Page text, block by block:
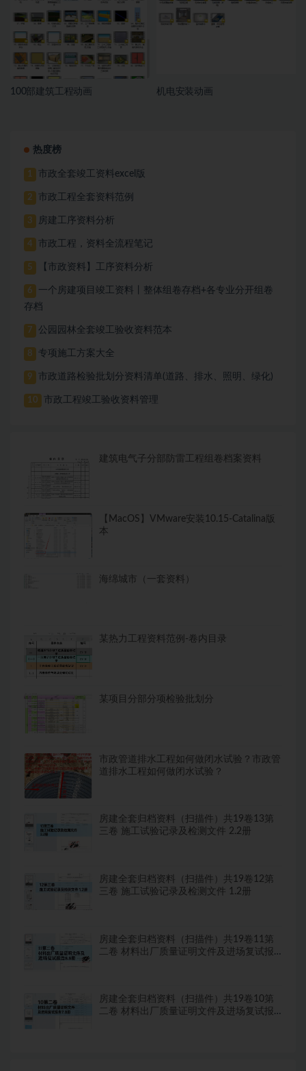
100部建筑工程动画 机电安装动画
热度榜
1 市政全套竣工资料excel版
2 市政工程全套资料范例
3 房建工序资料分析
4 市政工程，资料全流程笔记
5 【市政资料】工序资料分析
6
一个房建项目竣工资料丨整体组卷存档+各专业分开组卷
存档
7 公园园林全套竣工验收资料范本
8 专项施工方案大全
9 市政道路检验批划分资料清单(道路、排水、照明、绿化)
10 市政工程竣工验收资料管理
建筑电气子分部防雷工程组卷档案资料
【MacOS】VMware安装10.15-Catalina版
本
海绵城市（一套资料）
某热力工程资料范例-卷内目录
某项目分部分项检验批划分
市政管道排水工程如何做闭水试验？市政管
道排水工程如何做闭水试验？
房建全套归档资料（扫描件）共19卷13第
三卷 施工试验记录及检测文件 2.2册
房建全套归档资料（扫描件）共19卷12第
三卷 施工试验记录及检测文件 1.2册
房建全套归档资料（扫描件）共19卷11第
二卷 材料出厂质量证明文件及进场复试报
房建全套归档资料（扫描件）共19卷10第
二卷 材料出厂质量证明文件及进场复试报